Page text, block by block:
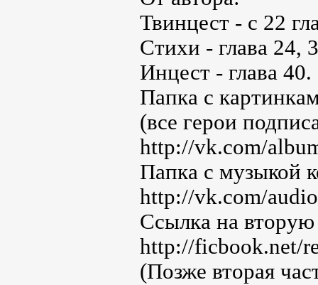
Твинцест - с 22
Стихи - глава 24,
Инцест - глава 40.
Папка с
(все герои
http://vk.com/
Папка с музыкой
http://vk.com/
Ссылка на вторую
http://ficbook.net/
(Позже вторая